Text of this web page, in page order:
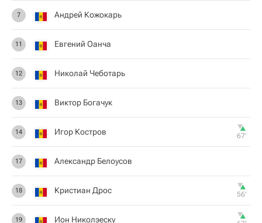
7 Андрей Кожокарь
11 Евгений Оанча
12 Николай Чеботарь
13 Виктор Богачук
14 Игор Костров 67‎’‎
17 Александр Белоусов
18 Кристиан Дрос 56‎’‎
19 Ион Николэеску